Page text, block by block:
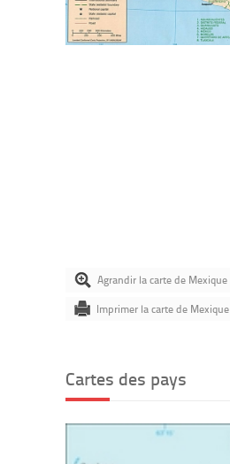
Agrandir la carte de Mexique
Imprimer la carte de Mexique
Cartes des pays